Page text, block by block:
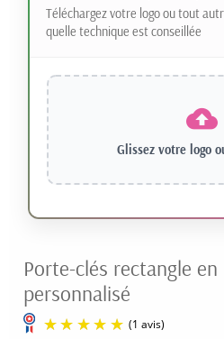
Téléchargez votre logo ou tout
quelle technique est conseillée
Glissez votre logo
Porte-clés rectangle en
personnalisé